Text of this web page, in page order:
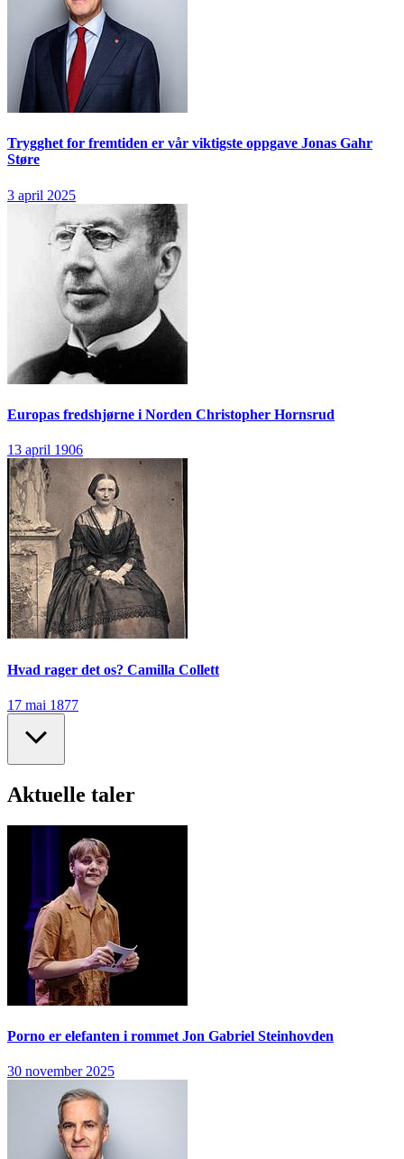
Trygghet for fremtiden er vår viktigste oppgave Jonas Gahr
Støre
3 april 2025
Europas fredshjørne i Norden Christopher Hornsrud
13 april 1906
Hvad rager det os? Camilla Collett
17 mai 1877
Aktuelle taler
Porno er elefanten i rommet Jon Gabriel Steinhovden
30 november 2025